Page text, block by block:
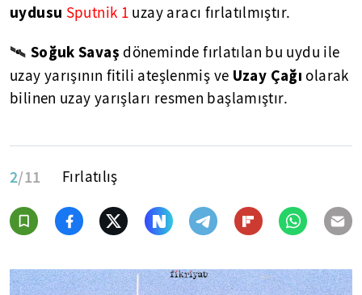
uydusu Sputnik 1 uzay aracı fırlatılmıştır.
🛰 Soğuk Savaş döneminde fırlatılan bu uydu ile
uzay yarışının fitili ateşlenmiş ve Uzay Çağı olarak
bilinen uzay yarışları resmen başlamıştır.
2/11 Fırlatılış